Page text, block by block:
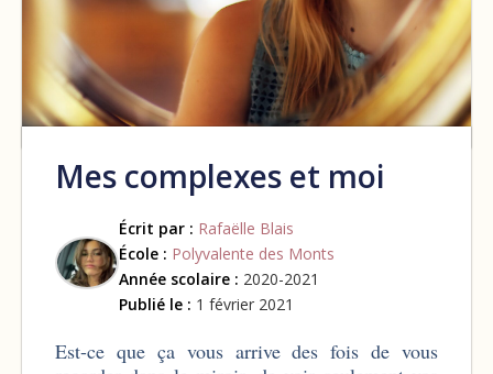
Mes complexes et moi
Écrit par : Rafaëlle Blais
École : Polyvalente des Monts
Année scolaire : 2020-2021
Publié le : 1 février 2021
Est-ce que ça vous arrive des fois de vous